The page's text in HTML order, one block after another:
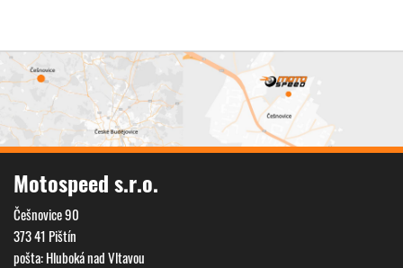
Motospeed s.r.o.
Češnovice 90
373 41 Pištín
pošta: Hluboká nad Vltavou